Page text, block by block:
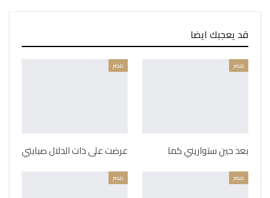
قد يعجبك ايضا
مصر
بعد حين ستواريني كما
مصر
عرضت على ذات الدلال صبابتي
مصر مصر